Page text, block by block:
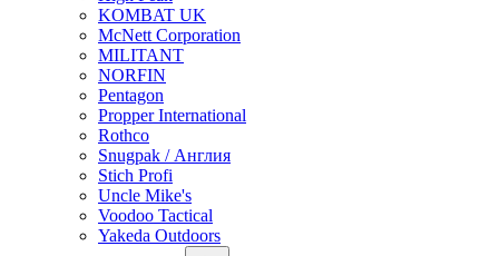
KOMBAT UK
McNett Corporation
MILITANT
NORFIN
Pentagon
Propper International
Rothco
Snugpak / Англия
Stich Profi
Uncle Mike's
Voodoo Tactical
Yakeda Outdoors